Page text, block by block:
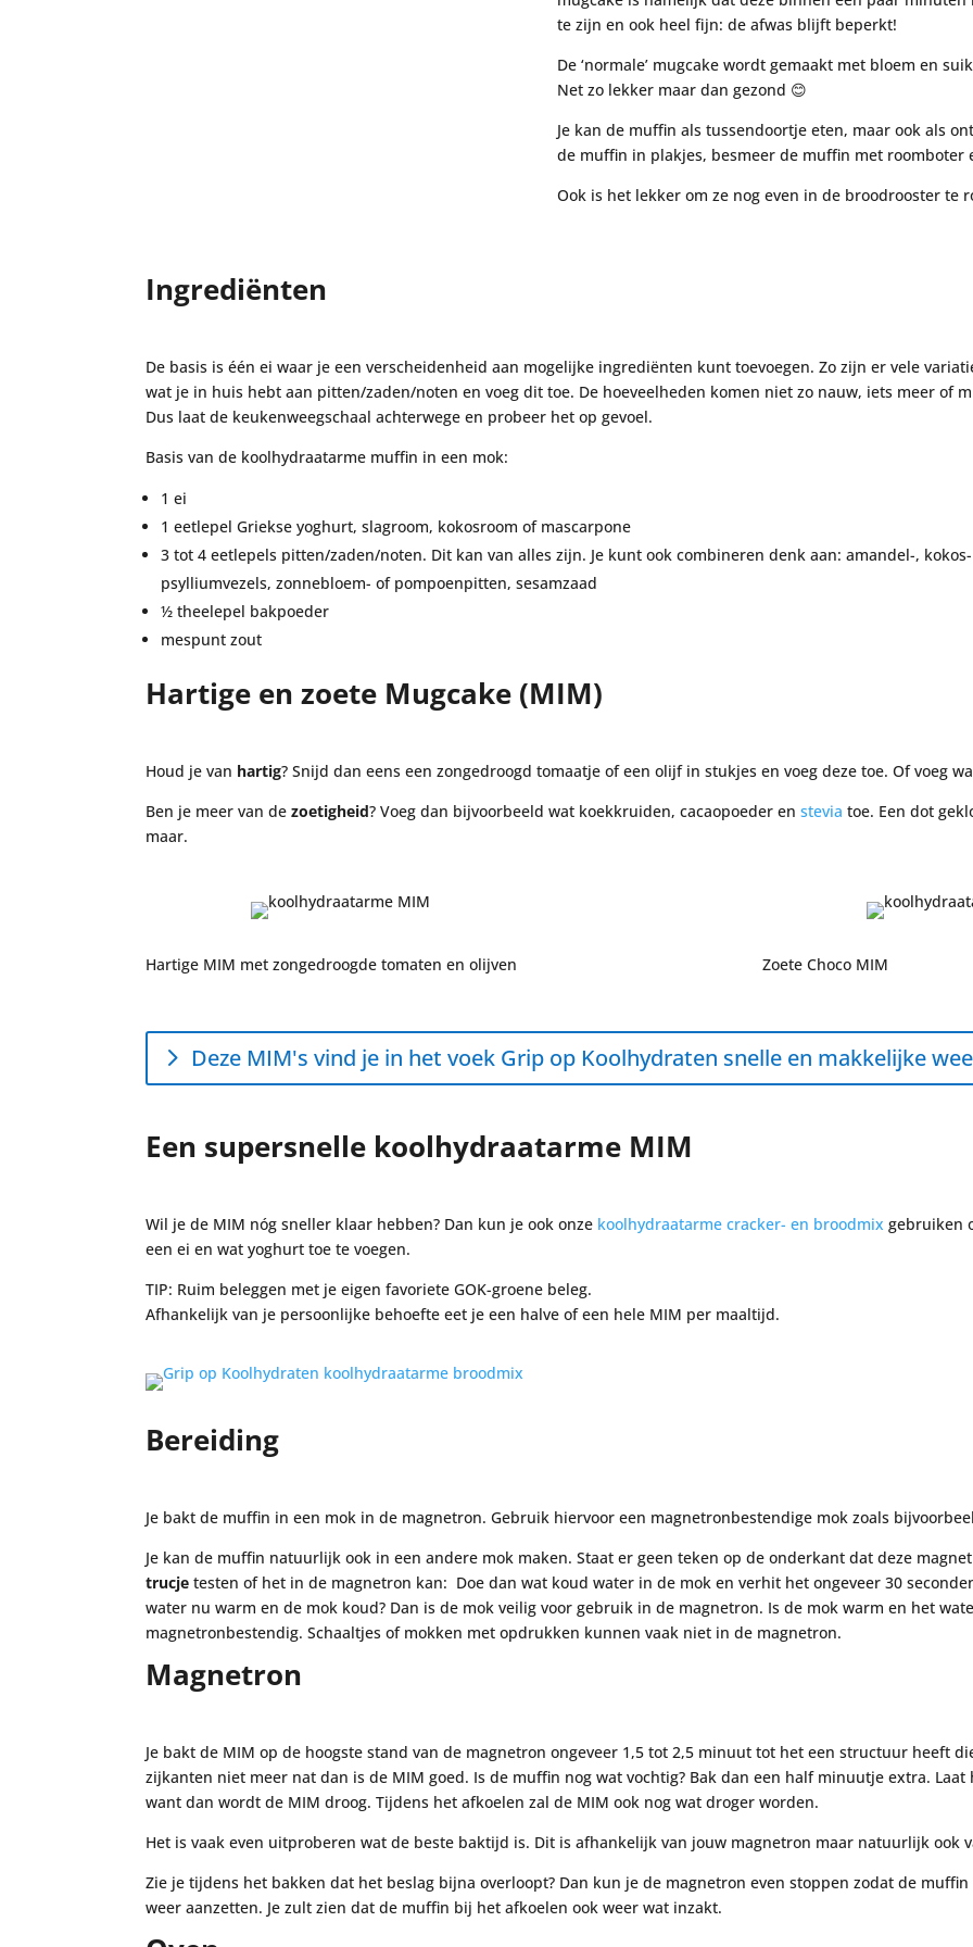
te zijn en ook heel fijn: de afwas blijft beperkt!
De ‘normale’ mugcake wordt gemaakt met bloem en
Net zo lekker maar dan gezond 😊
Je kan de muffin als tussendoortje eten, maar ook als
de muffin in plakjes, besmeer de muffin met roomboter
Ook is het lekker om ze nog even in de broodrooster te
Ingrediënten
De basis is één ei waar je een verscheidenheid aan mogelijke ingrediënten kunt toevoegen. Zo zijn er vele
wat je in huis hebt aan pitten/zaden/noten en voeg dit toe. De hoeveelheden komen niet zo nauw, iets meer of
Dus laat de keukenweegschaal achterwege en probeer het op gevoel.
Basis van de koolhydraatarme muffin in een mok:
1 ei
1 eetlepel Griekse yoghurt, slagroom, kokosroom of mascarpone
3 tot 4 eetlepels pitten/zaden/noten. Dit kan van alles zijn. Je kunt ook combineren denk aan: amandel-,
psylliumvezels, zonnebloem- of pompoenpitten, sesamzaad
½ theelepel bakpoeder
mespunt zout
Hartige en zoete Mugcake (MIM)
Houd je van hartig? Snijd dan eens een zongedroogd tomaatje of een olijf in stukjes en voeg deze toe. Of voeg
Ben je meer van dezoetigheid? Voeg dan bijvoorbeeld wat koekkruiden, cacaopoeder enstevia toe. Een dot
maar.
Hartige MIM met zongedroogde tomaten en olijven Zoete Choco MIM
Deze MIM's vind je in het voek Grip op Koolhydraten snelle en makkelijke
Een supersnelle koolhydraatarme MIM
Wil je de MIM nóg sneller klaar hebben? Dan kun je ook onze koolhydraatarme cracker- en broodmix gebruiken
een ei en wat yoghurt toe te voegen.
TIP: Ruim beleggen met je eigen favoriete GOK-groene beleg.
Afhankelijk van je persoonlijke behoefte eet je een halve of een hele MIM per maaltijd.
Bereiding
Je bakt de muffin in een mok in de magnetron. Gebruik hiervoor een magnetronbestendige mok zoals
Je kan de muffin natuurlijk ook in een andere mok maken. Staat er geen teken op de onderkant dat deze
trucje testen of het in de magnetron kan: Doe dan wat koud water in de mok en verhit het ongeveer 30
water nu warm en de mok koud? Dan is de mok veilig voor gebruik in de magnetron. Is de mok warm en het
magnetronbestendig. Schaaltjes of mokken met opdrukken kunnen vaak niet in de magnetron.
Magnetron
Je bakt de MIM op de hoogste stand van de magnetron ongeveer 1,5 tot 2,5 minuut tot het een structuur heeft
zijkanten niet meer nat dan is de MIM goed. Is de muffin nog wat vochtig? Bak dan een half minuutje extra.
want dan wordt de MIM droog. Tijdens het afkoelen zal de MIM ook nog wat droger worden.
Het is vaak even uitproberen wat de beste baktijd is. Dit is afhankelijk van jouw magnetron maar natuurlijk ook
Zie je tijdens het bakken dat het beslag bijna overloopt? Dan kun je de magnetron even stoppen zodat de
weer aanzetten. Je zult zien dat de muffin bij het afkoelen ook weer wat inzakt.